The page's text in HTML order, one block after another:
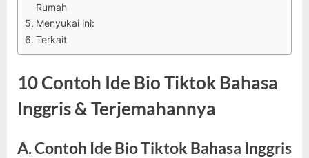
Rumah
Menyukai ini:
Terkait
10 Contoh Ide Bio Tiktok Bahasa
Inggris & Terjemahannya
A. Contoh Ide Bio Tiktok Bahasa Inggris